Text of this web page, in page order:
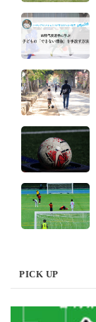
PICK UP